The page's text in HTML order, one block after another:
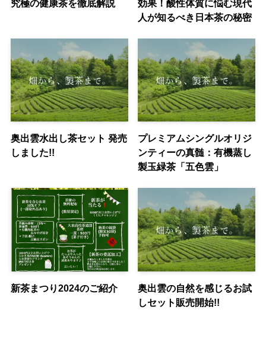
究極の健康茶を徹底解説
効果！酸性体質に悩む現代
人が知るべき日本茶の秘密
奥出雲水出し茶セット 発売
しました!!
プレミアムシングルオリジ
ンティーの真髄：有機蒸し
製玉緑茶「五色雲」
新茶まつり2024のご紹介
奥出雲の自然を感じるお試
しセット販売開始!!